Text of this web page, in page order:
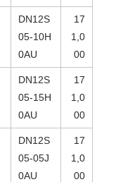
DN12S
05-10H
0AU
17
1,0
00
DN12S
05-15H
0AU
17
1,0
00
DN12S
05-05J
0AU
17
1,0
00